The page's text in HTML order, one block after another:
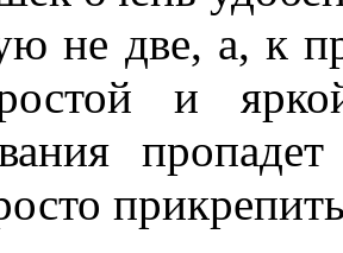
не две, а, к
и